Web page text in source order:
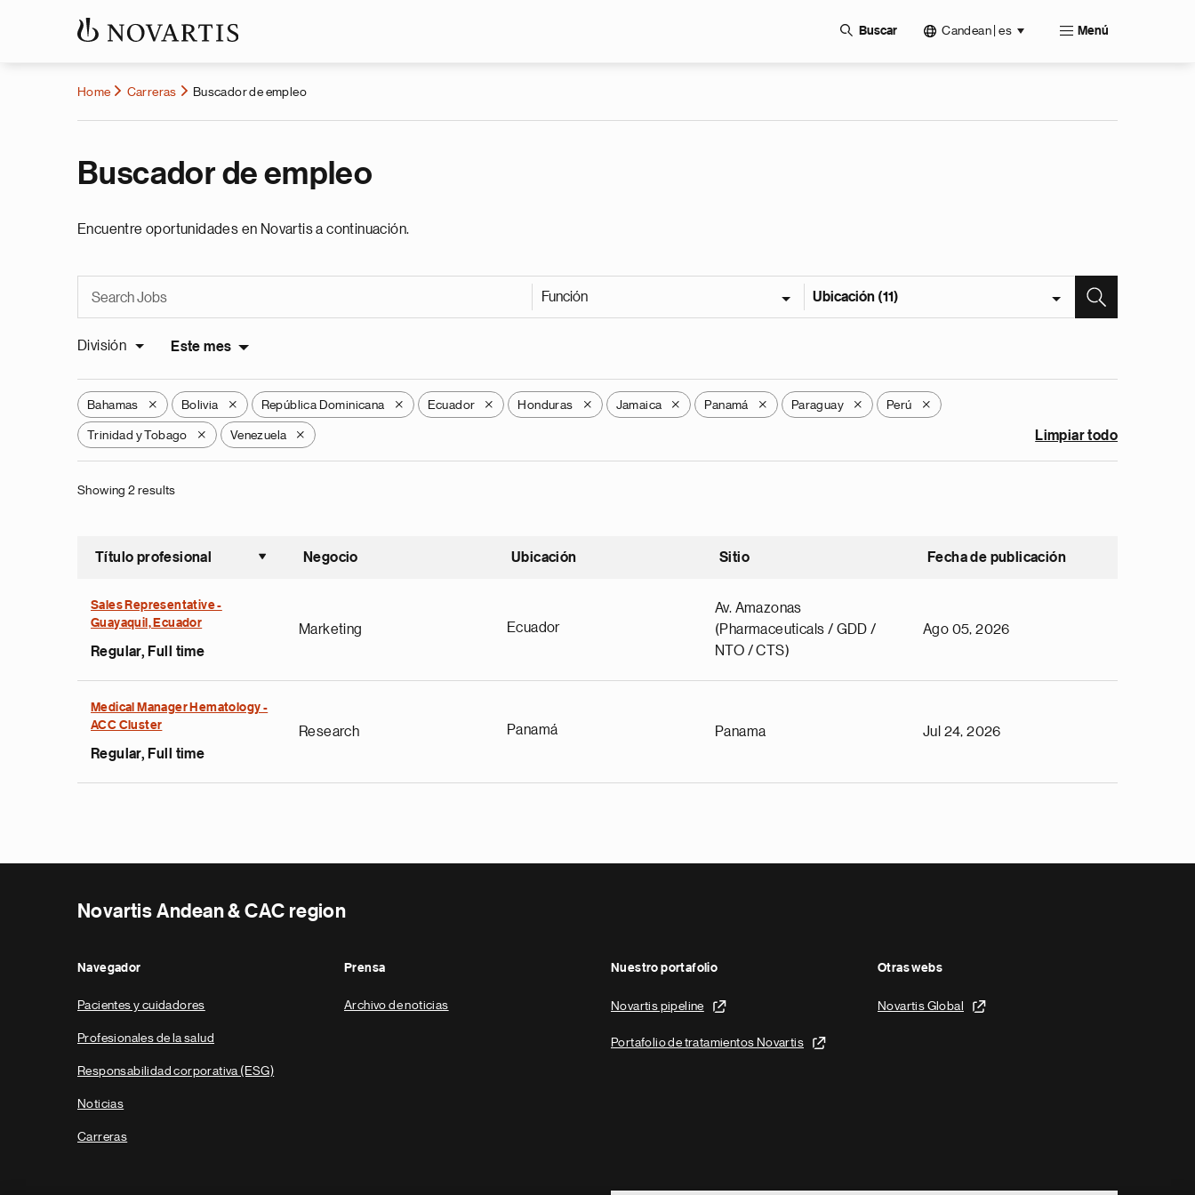
Buscar Candean | es Menú
Home Carreras Buscador de empleo
Buscador de empleo
Encuentre oportunidades en Novartis a continuación.
Función Ubicación (11)
División Este mes
Bahamas X Bolivia X República Dominicana X Ecuador X Honduras X Jamaica X Panamá X Paraguay X Perú X
Trinidad y Tobago X Venezuela X Limpiar todo
Showing 2 results
Título profesional
Ordenar ascendente
Negocio Ubicación Sitio Fecha de publicación
Sales Representative -
Guayaquil, Ecuador
Regular, Full time
Marketing Ecuador
Av. Amazonas
(Pharmaceuticals / GDD /
NTO / CTS)
Ago 05, 2026
Medical Manager Hematology -
ACC Cluster
Regular, Full time
Research Panamá Panama Jul 24, 2026
Novartis Andean & CAC region
Navegador
Pacientes y cuidadores
Profesionales de la salud
Responsabilidad corporativa (ESG)
Noticias
Carreras
Prensa
Archivo de noticias
Nuestro portafolio
Novartis pipeline
Portafolio de tratamientos Novartis
Otras webs
Novartis Global